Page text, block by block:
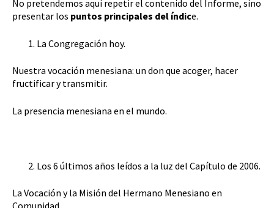
No pretendemos aquí repetir el contenido del Informe, sino
presentar los puntos principales del índice.
La Congregación hoy.
Nuestra vocación menesiana: un don que acoger, hacer
fructificar y transmitir.
La presencia menesiana en el mundo.
Los 6 últimos años leídos a la luz del Capítulo de 2006.
La Vocación y la Misión del Hermano Menesiano en
Comunidad.